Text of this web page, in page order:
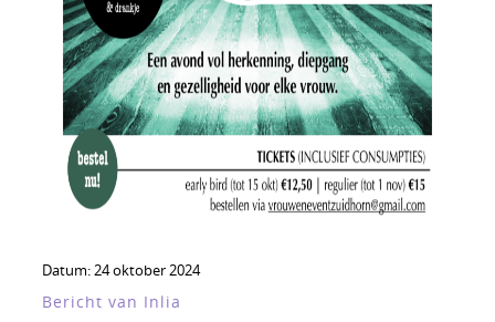
Datum:24 oktober 2024
Bericht van Inlia